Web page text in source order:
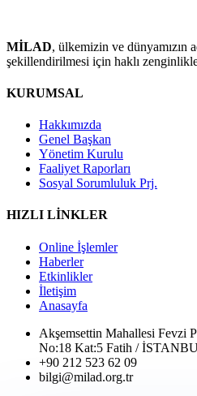
MİLAD, ülkemizin ve dünyamızın
şekillendirilmesi için haklı
KURUMSAL
Hakkımızda
Genel Başkan
Yönetim Kurulu
Faaliyet Raporları
Sosyal Sorumluluk Prj.
HIZLI LİNKLER
Online İşlemler
Haberler
Etkinlikler
İletişim
Anasayfa
Akşemsettin Mahallesi Fevzi
No:18 Kat:5 Fatih /
+90 212 523 62 09
bilgi@milad.org.tr